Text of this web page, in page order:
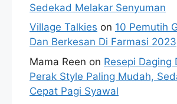
Sedekad Melakar Senyuman
Village Talkies on 10 Pemutih
Dan Berkesan Di Farmasi 2023
Mama Reen on Resepi Daging
Perak Style Paling Mudah,
Cepat Pagi Syawal